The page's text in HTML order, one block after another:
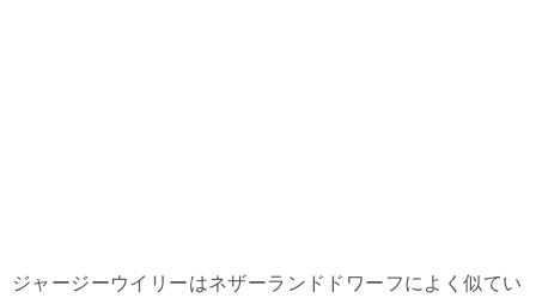
ジャージーウイリーはネザーランドドワーフによく似てい